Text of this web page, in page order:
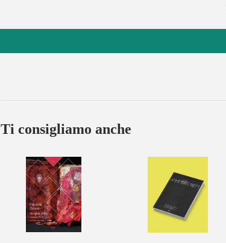
Ti consigliamo anche